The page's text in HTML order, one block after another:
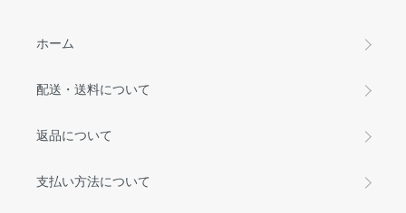
ホーム
配送・送料について
返品について
支払い方法について